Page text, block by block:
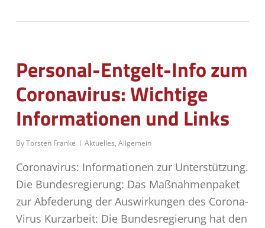
Personal-Entgelt-Info zum
Coronavirus: Wichtige
Informationen und Links
ByTorsten Franke Aktuelles, Allgemein
Coronavirus: Informationen zur Unterstützung.
Die Bundesregierung: Das Maßnahmenpaket
zur Abfederung der Auswirkungen des Corona-
Virus Kurzarbeit: Die Bundesregierung hat den